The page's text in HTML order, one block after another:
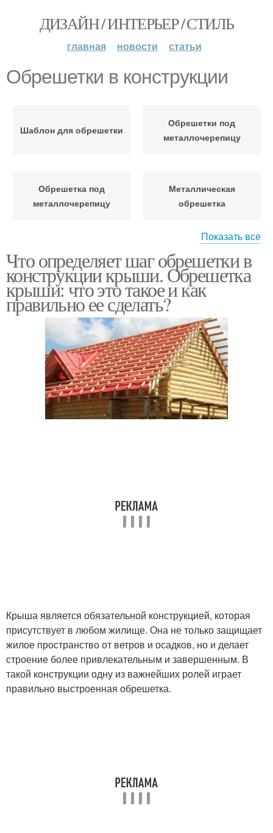
ДИЗАЙН / ИНТЕРЬЕР / СТИЛЬ
главная новости статьи
Обрешетки в конструкции
Шаблон для обрешетки
Обрешетки под
металлочерепицу
Обрешетка под
металлочерепицу
Металлическая
обрешетка
обрешетки
Показать все
Что определяет шаг обрешетки в
конструкции крыши. Обрешетка
крыши: что это такое и как
правильно ее сделать?
Крыша является обязательной конструкцией, которая
присутствует в любом жилище. Она не только защищает
жилое пространство от ветров и осадков, но и делает
строение более привлекательным и завершенным. В
такой конструкции одну из важнейших ролей играет
правильно выстроенная обрешетка.